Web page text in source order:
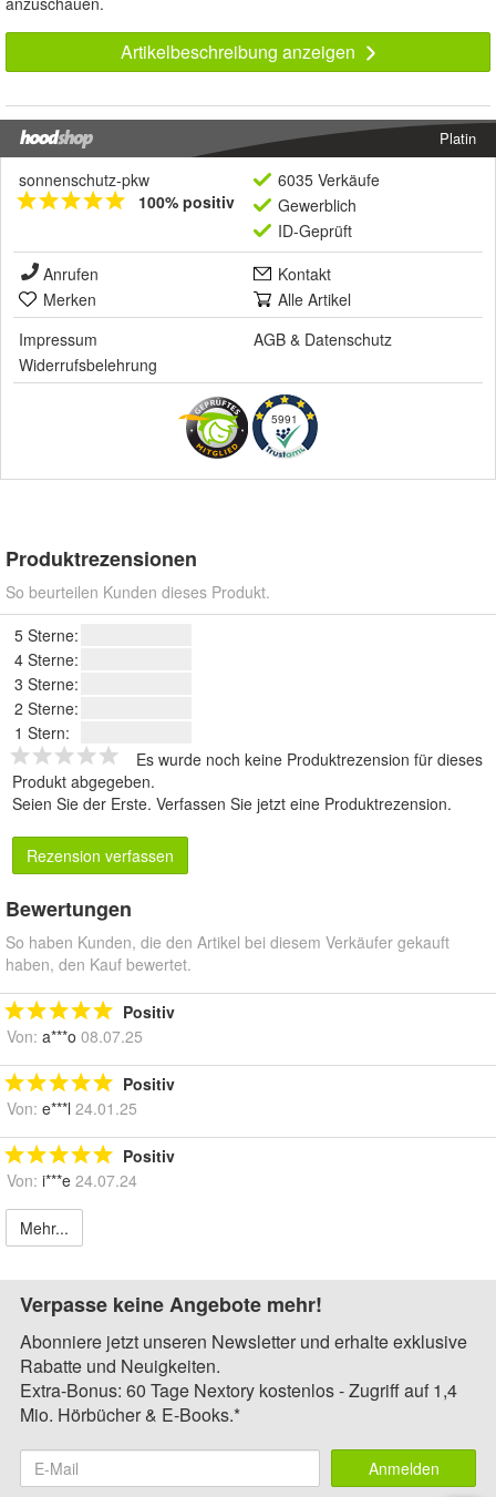
Artikelbeschreibung anzeigen
Platin
sonnenschutz-pkw
100% positiv
6035 Verkäufe
Gewerblich
ID-Geprüft
Anrufen
Kontakt
Merken
Alle Artikel
Impressum
AGB & Datenschutz
Widerrufsbelehrung
5991
Produktrezensionen
So beurteilen Kunden dieses Produkt.
5 Sterne:
4 Sterne:
3 Sterne:
2 Sterne:
1 Stern:
Es wurde noch keine Produktrezension für dieses
Produkt abgegeben.
Seien Sie der Erste. Verfassen Sie jetzt eine Produktrezension.
Rezension verfassen
Bewertungen
So haben Kunden, die den Artikel bei diesem Verkäufer gekauft
haben, den Kauf bewertet.
Positiv
Von: a***o 08.07.25
Positiv
Von: e***l 24.01.25
Positiv
Von: i***e 24.07.24
Mehr...
Verpasse keine Angebote mehr!
Abonniere jetzt unseren Newsletter und erhalte exklusive
Rabatte und Neuigkeiten.
Extra-Bonus: 60 Tage Nextory kostenlos - Zugriff auf 1,4
Mio. Hörbücher & E-Books.*
Anmelden